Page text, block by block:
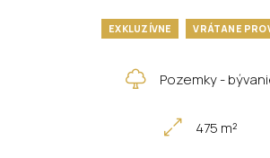
EXKLUZÍVNE VRÁTANE
Pozemky -
475 m²